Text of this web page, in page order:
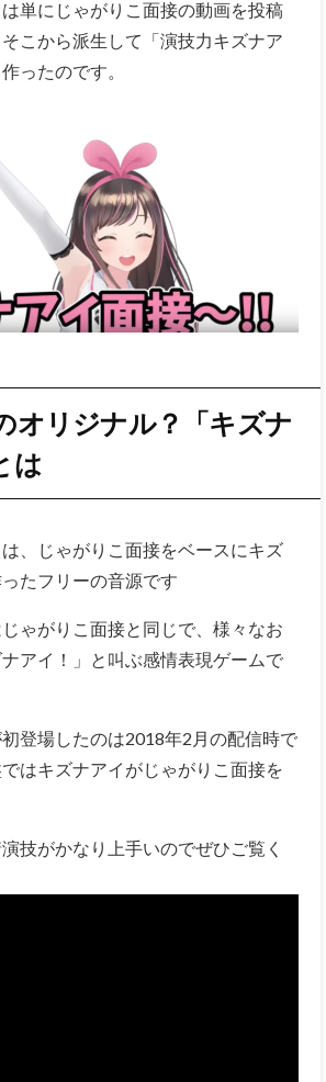
単にじゃがりこ面接の動画を投稿
こから派生して「演技力キズナア
ったのです。
オリジナル？「キズナ
は
、じゃがりこ面接をベースにキズ
たフリーの音源です
ゃがりこ面接と同じで、様々なお
アイ！」と叫ぶ感情表現ゲームで
登場したのは2018年2月の配信時で
はキズナアイがじゃがりこ面接を
技がかなり上手いのでぜひご覧く